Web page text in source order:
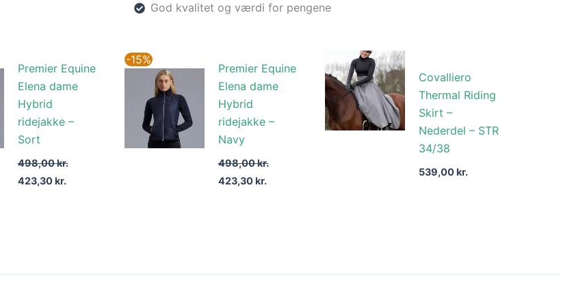
God kvalitet og værdi for pengene
Premier Equine
Elena dame
Hybrid
ridejakke –
Sort
498,00kr.
oprindelige
pris
var:
498,00 kr..
423,30kr.
aktuelle
er:
-15%
Premier Equine
Elena dame
Hybrid
ridejakke –
Navy
498,00kr.
oprindelige
pris
var:
498,00 kr..
423,30kr.
aktuelle
er:
Covalliero
Thermal Riding
Skirt –
Nederdel – STR
34/38
539,00kr.